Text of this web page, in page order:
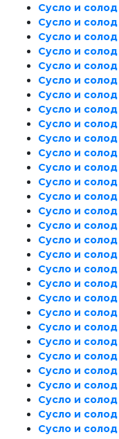
Сусло и
Сусло и
Сусло и
Сусло и
Сусло и
Сусло и
Сусло и
Сусло и
Сусло и
Сусло и
Сусло и
Сусло и
Сусло и
Сусло и
Сусло и
Сусло и солод
Сусло и
Сусло и
Сусло и
Сусло и
Сусло и
Сусло и
Сусло и
Сусло и
Сусло и
Сусло и
Сусло и
Сусло и
Сусло и
Сусло и